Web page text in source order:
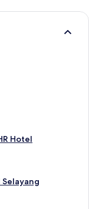
Hotel
Selayang